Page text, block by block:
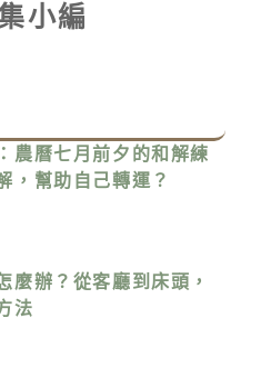
小編
農曆七月前夕的和解練
，幫助自己轉運？
麼辦？從客廳到床頭，
法